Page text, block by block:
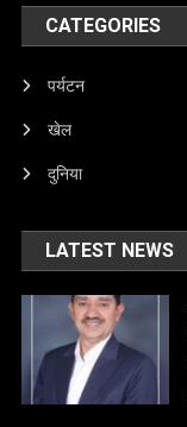
CATEGORIES
पर्यटन
खेल
दुनिया
LATEST NEWS